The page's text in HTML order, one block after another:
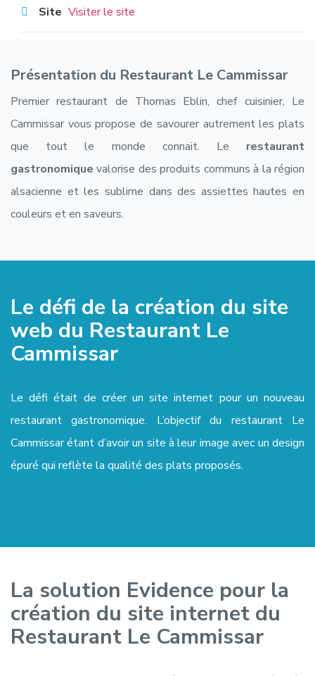
Site Visiter le site
Présentation du Restaurant Le Cammissar
Premier restaurant de Thomas Eblin, chef cuisinier, Le
Cammissar vous propose de savourer autrement les plats
que tout le monde connait. Le restaurant
gastronomique valorise des produits communs à la région
alsacienne et les sublime dans des assiettes hautes en
couleurs et en saveurs.
Le défi de la création du site
web du Restaurant Le
Cammissar
Le défi était de créer un site internet pour un nouveau
restaurant gastronomique. L’objectif du restaurant Le
Cammissar étant d’avoir un site à leur image avec un design
épuré qui reflète la qualité des plats proposés.
La solution Evidence pour la
création du site internet du
Restaurant Le Cammissar